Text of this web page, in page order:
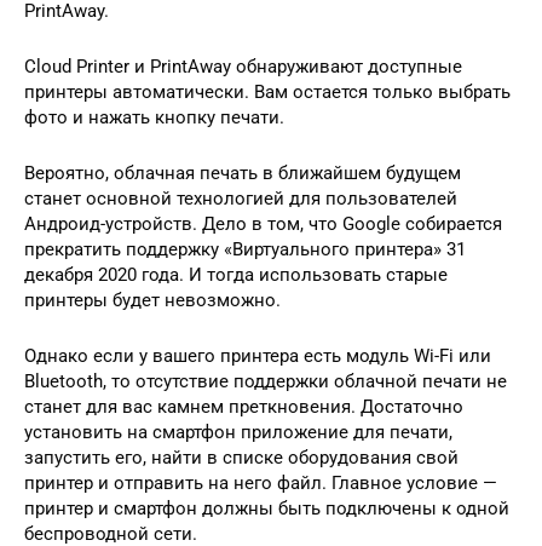
PrintAway.
Cloud Printer и PrintAway обнаруживают доступные
принтеры автоматически. Вам остается только выбрать
фото и нажать кнопку печати.
Вероятно, облачная печать в ближайшем будущем
станет основной технологией для пользователей
Андроид-устройств. Дело в том, что Google собирается
прекратить поддержку «Виртуального принтера» 31
декабря 2020 года. И тогда использовать старые
принтеры будет невозможно.
Однако если у вашего принтера есть модуль Wi-Fi или
Bluetooth, то отсутствие поддержки облачной печати не
станет для вас камнем преткновения. Достаточно
установить на смартфон приложение для печати,
запустить его, найти в списке оборудования свой
принтер и отправить на него файл. Главное условие —
принтер и смартфон должны быть подключены к одной
беспроводной сети.